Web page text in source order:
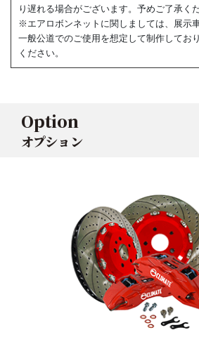
り遅れる場合がございます。予めご了承くだ
※エアロボンネットに関しましては、展示
一般公道でのご使用を想定して制作してお
ください。
Option
オプション